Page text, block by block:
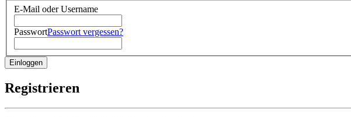
E-Mail oder Username
PasswortPasswort vergessen?
Registrieren